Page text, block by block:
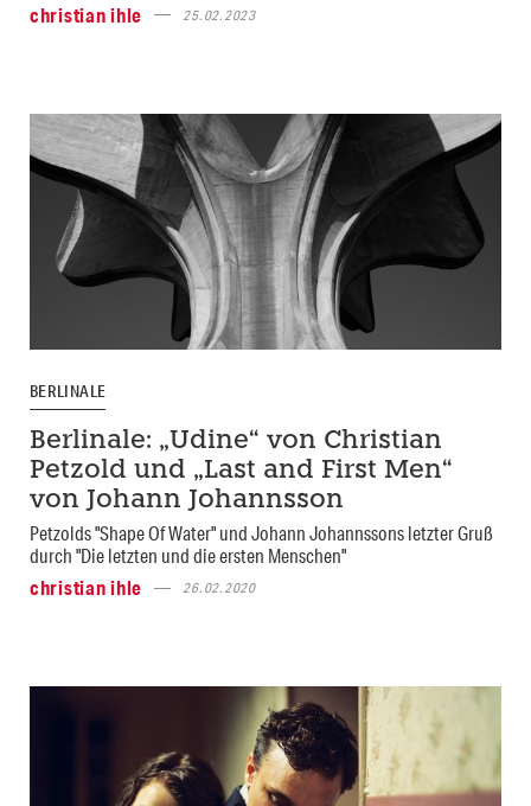
christian ihle
25.02.2023
BERLINALE
Berlinale: „Udine“ von Christian
Petzold und „Last and First Men“
von Johann Johannsson
Petzolds "Shape Of Water" und Johann Johannssons letzter Gruß
durch "Die letzten und die ersten Menschen"
christian ihle
26.02.2020